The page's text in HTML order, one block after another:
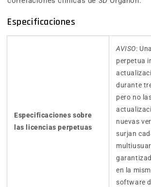
Especificaciones
Especificaciones sobre
las licencias perpetuas
AVISO:
perpetua
durante
pero no
nuevas
surjan
en la
software